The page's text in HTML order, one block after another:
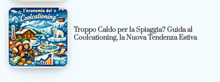
Troppo Caldo per la Spiaggia? Guida al
Coolcationing, la Nuova Tendenza Estiva